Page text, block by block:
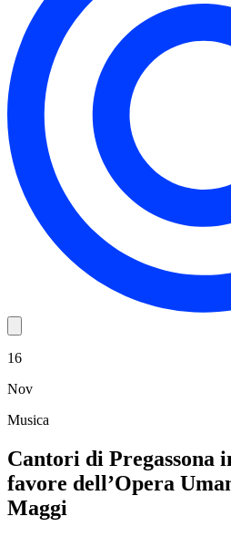
16
Nov
Musica
Cantori di Pregassona
favore dell’Opera
Maggi